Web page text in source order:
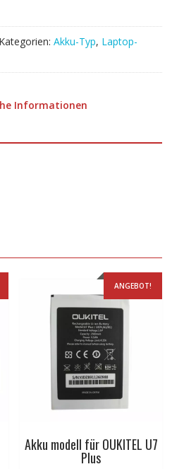
Kategorien: Akku-Typ, Laptop-
Informationen
ANGEBOT!
Akku modell für OUKITEL U7
Plus